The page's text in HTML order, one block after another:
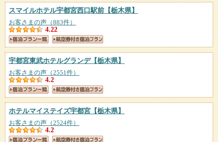
スマイルホテル宇都宮西口駅前 【栃木県】
お客さまの声（883件）
4.22
宇都宮東武ホテルグランデ【栃木県】
お客さまの声（2551件）
4.2
ホテルマイステイズ宇都宮 【栃木県】
お客さまの声（2524件）
4.2